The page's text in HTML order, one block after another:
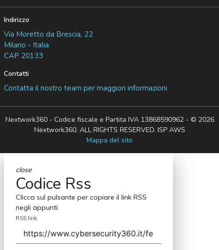
Indirizzo
Via Moretto da Brescia, 22
Milano - Italia
CAP 20133
Contatti
Contatta il nostro team per maggiori informazioni
Nextwork360 - Codice fiscale e Partita IVA 13868590962 - © 2026
Nextwork360. ALL RIGHTS RESERVED. ISP AWS
Mappa del sito
close
Codice Rss
Clicca sul pulsante per copiare il link RSS
negli appunti.
RSS link